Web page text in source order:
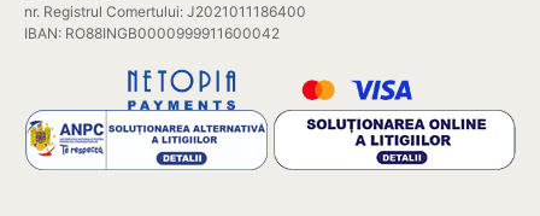
nr. Registrul Comertului: J2021011186400
IBAN: RO88INGB0000999911600042